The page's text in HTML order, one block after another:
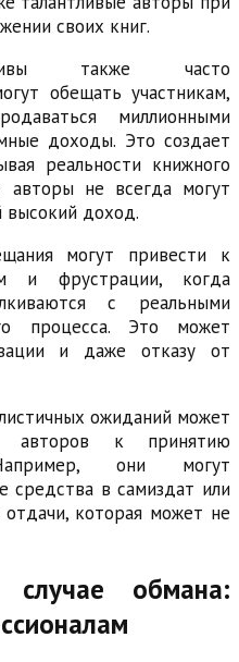
своих книг.
также часто
обещать участникам,
миллионными
доходы. Это создает
реальности книжного
не всегда могут
высокий доход.
могут привести к
и фрустрации, когда
с реальными
процесса. Это может
и даже отказу от
ожиданий может
авторов к принятию
они могут
средства в самиздат или
которая может не
обмана: